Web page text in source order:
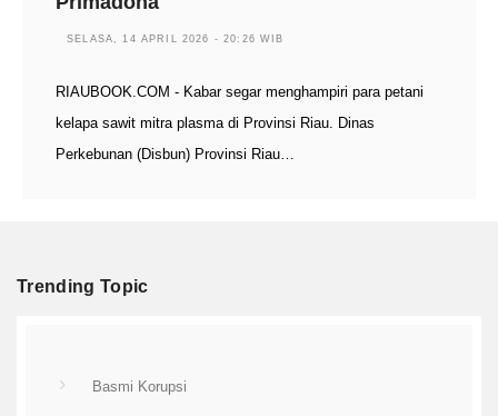
SELASA, 14 APRIL 2026 - 20:26 WIB
RIAUBOOK.COM - Kabar segar menghampiri para petani
kelapa sawit mitra plasma di Provinsi Riau. Dinas
Perkebunan (Disbun) Provinsi Riau…
Trending Topic
Basmi Korupsi